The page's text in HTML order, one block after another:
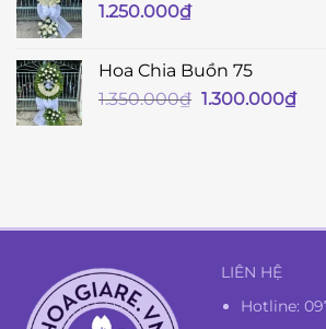
1.250.000₫
Hoa Chia Buồn 75
1.350.000₫ Giá
1.300.000₫Giá
LIÊN HỆ
Hotline: